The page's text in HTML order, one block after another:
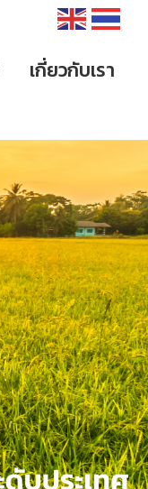
เกี่ยวกับเรา